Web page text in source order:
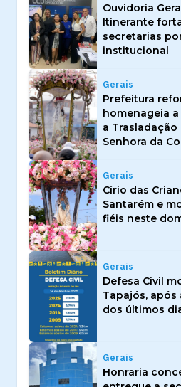
Ouvidoria
Itinerante
secretarias
institucional
Gerais
Prefeitura
homenageia
a Trasladação
Senhora da
Gerais
Círio das
Santarém e
fiéis neste
Gerais
Defesa Civil
Tapajós,
dos últimos
Gerais
Honraria